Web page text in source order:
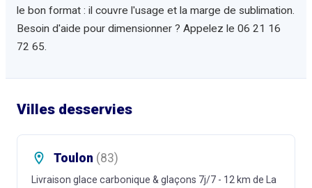
le bon format : il couvre l'usage et la marge de sublimation.
Besoin d'aide pour dimensionner ? Appelez le 06 21 16
72 65.
Villes desservies
Toulon (83)
Livraison glace carbonique & glaçons 7j/7 - 12 km de La